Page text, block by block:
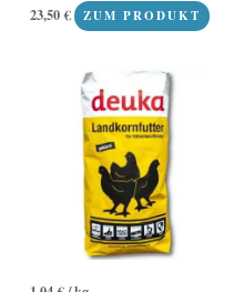
23,50€ ZUM PRODUKT